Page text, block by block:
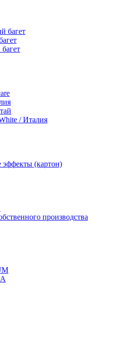
багет
/ Италия
(картон)
производства